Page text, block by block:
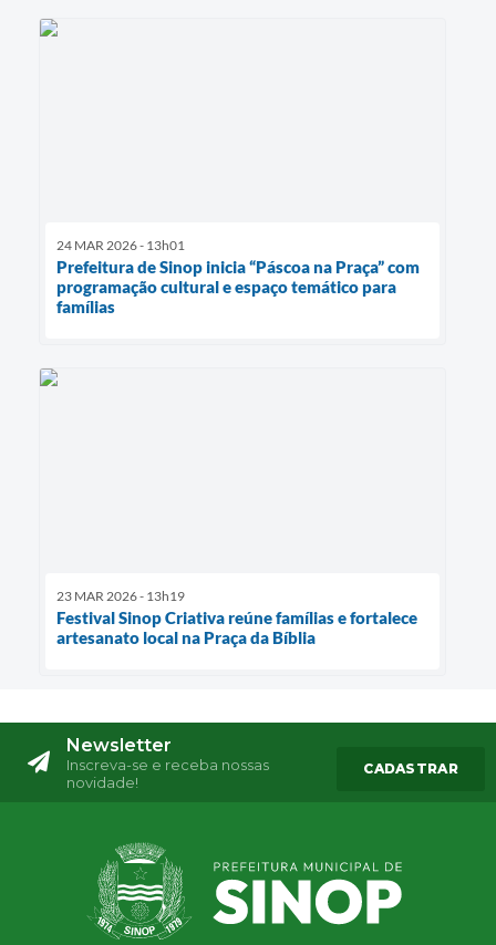
24 MAR 2026 - 13h01
Prefeitura de Sinop inicia “Páscoa na Praça” com
programação cultural e espaço temático para
famílias
23 MAR 2026 - 13h19
Festival Sinop Criativa reúne famílias e fortalece
artesanato local na Praça da Bíblia
Newsletter
Inscreva-se e receba nossas
novidade!
CADASTRAR